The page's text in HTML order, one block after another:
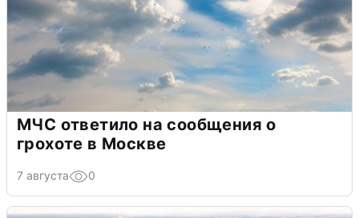
МЧС ответило на сообщения о
грохоте в Москве
7 августа 0